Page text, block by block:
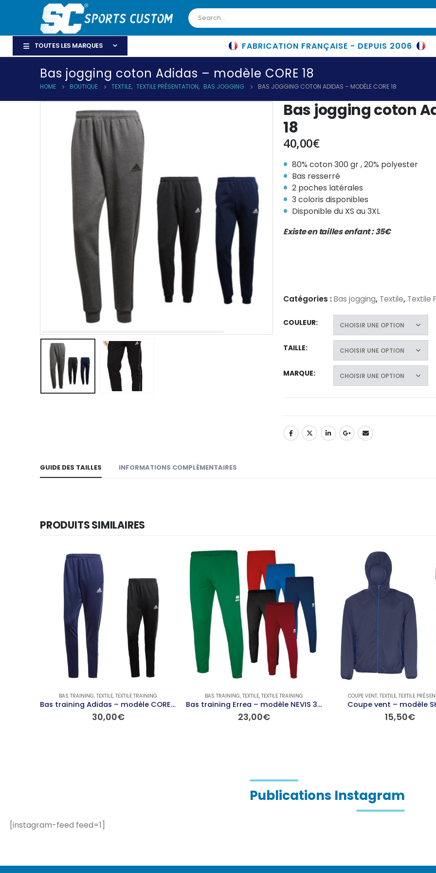
TOUTES LES MARQUES FABRICATION FRANÇAISE - DEPUIS 2006
Bas jogging coton Adidas – modèle CORE 18
HOME BOUTIQUE TEXTILE, TEXTILE PRÉSENTATION, BAS JOGGING BAS JOGGING COTON ADIDAS – MODÈLE CORE 18
Bas jogging coton
18
40,00€
80% coton 300 gr , 20% polyester
Bas resserré
2 poches latérales
3 coloris disponibles
Disponible du XS au 3XL
Existe en tailles enfant : 35€
Catégories :Bas jogging, Textile, Textile
COULEUR
TAILLE
MARQUE
GUIDE DES TAILLES INFORMATIONS COMPLÉMENTAIRES
PRODUITS SIMILAIRES
BAS TRAINING, TEXTILE, TEXTILE TRAINING
Bas training Adidas – modèle CORE 18
30,00€
BAS TRAINING, TEXTILE, TEXTILE TRAINING
Bas training Errea – modèle NEVIS 3.0
23,00€
COUPE VENT, TEXTILE, TEXTILE
Coupe vent – modèle
15,50€
Publications Instagram
[instagram-feed feed=1]